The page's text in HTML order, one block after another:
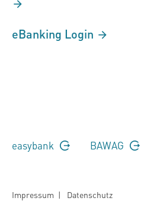
eBanking Login
easybank BAWAG
Impressum | Datenschutz